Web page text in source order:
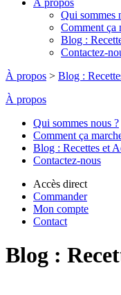
À propos
Qui sommes
Comment ça
Blog :
Contactez-
À propos > Blog :
À propos
Qui sommes nous ?
Comment ça
Blog : Recettes et
Contactez-nous
Accès direct
Commander
Mon compte
Contact
Blog :